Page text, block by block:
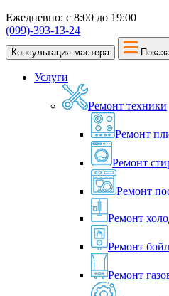
Ежедневно: с 8:00 до 19:00
(099)-393-13-24
Консультация мастера
Услуги
Ремонт техники
Ремонт
Ремонт
Ремонт
Ремонт
Ремонт
Ремонт